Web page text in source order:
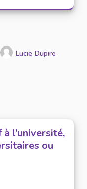
Lucie Dupire
l’université,
ou